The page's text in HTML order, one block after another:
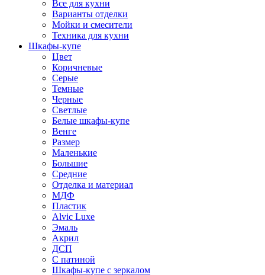
Все для кухни
Варианты отделки
Мойки и смесители
Техника для кухни
Шкафы-купе
Цвет
Коричневые
Серые
Темные
Черные
Светлые
Белые шкафы-купе
Венге
Размер
Маленькие
Большие
Средние
Отделка и материал
МДФ
Пластик
Alvic Luxe
Эмаль
Акрил
ДСП
С патиной
Шкафы-купе с зеркалом